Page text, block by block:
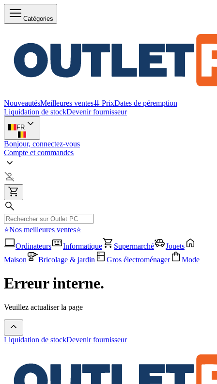
Catégories
NouveautésMeilleures ventes⇊ PrixDates de péremption
Liquidation de stockDevenir fournisseur
FR
Bonjour, connectez-vous
Compte et commandes
⭐Nos meilleures ventes⭐
Ordinateurs
Informatique Supermarché
Jouets
Maison
Bricolage & jardin Gros électroménager Mode
Erreur interne.
Veuillez actualiser la page
Liquidation de stockDevenir fournisseur